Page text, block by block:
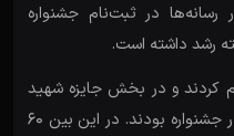
در ثبت‌نام جشنواره
۶۴۰ فیلم ثبت‌نام کردند و در بخش جایزه شهید
آوینی نیز ۲۲۳ فیلم متقاضی حضور در جشنواره بودند. در این بین ۶۰